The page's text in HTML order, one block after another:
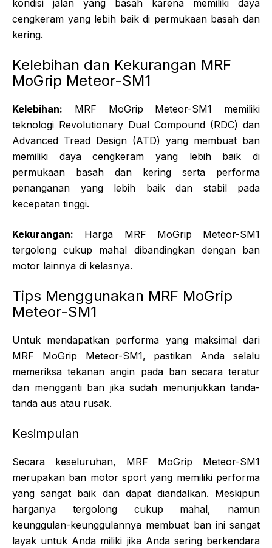
kondisi jalan yang basah karena memiliki daya
cengkeram yang lebih baik di permukaan basah dan
kering.
Kelebihan dan Kekurangan MRF
MoGrip Meteor-SM1
Kelebihan: MRF MoGrip Meteor-SM1 memiliki
teknologi Revolutionary Dual Compound (RDC) dan
Advanced Tread Design (ATD) yang membuat ban
memiliki daya cengkeram yang lebih baik di
permukaan basah dan kering serta performa
penanganan yang lebih baik dan stabil pada
kecepatan tinggi.
Kekurangan: Harga MRF MoGrip Meteor-SM1
tergolong cukup mahal dibandingkan dengan ban
motor lainnya di kelasnya.
Tips Menggunakan MRF MoGrip
Meteor-SM1
Untuk mendapatkan performa yang maksimal dari
MRF MoGrip Meteor-SM1, pastikan Anda selalu
memeriksa tekanan angin pada ban secara teratur
dan mengganti ban jika sudah menunjukkan tanda-
tanda aus atau rusak.
Kesimpulan
Secara keseluruhan, MRF MoGrip Meteor-SM1
merupakan ban motor sport yang memiliki performa
yang sangat baik dan dapat diandalkan. Meskipun
harganya tergolong cukup mahal, namun
keunggulan-keunggulannya membuat ban ini sangat
layak untuk Anda miliki jika Anda sering berkendara